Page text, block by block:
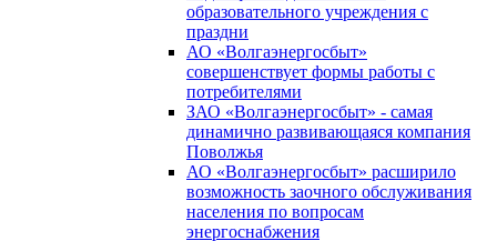
образовательного учреждения с
праздни
АО «Волгаэнергосбыт»
совершенствует формы работы с
потребителями
ЗАО «Волгаэнергосбыт» - самая
динамично развивающаяся компания
Поволжья
АО «Волгаэнергосбыт» расширило
возможность заочного обслуживания
населения по вопросам
энергоснабжения